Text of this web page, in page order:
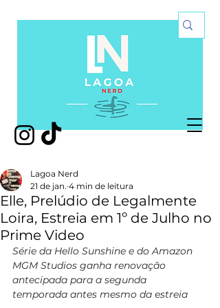
Elle, Prelúdio de Legalmente
Loira, Estreia em 1º de Julho no
Prime Video
Lagoa Nerd
21 de jan. 4 min de leitura
Série da Hello Sunshine e do Amazon
MGM Studios ganha renovação
antecipada para a segunda
temporada antes mesmo da estreia